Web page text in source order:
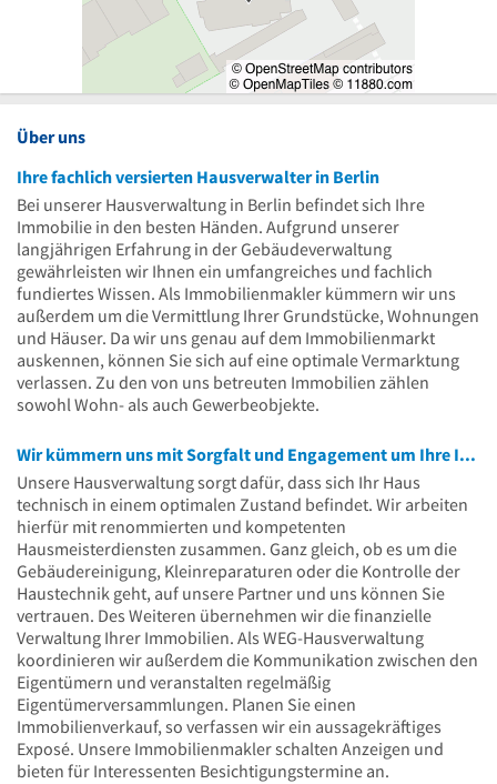
Über uns
Ihre fachlich versierten Hausverwalter in Berlin
Bei unserer Hausverwaltung in Berlin befindet sich Ihre
Immobilie in den besten Händen. Aufgrund unserer
langjährigen Erfahrung in der Gebäudeverwaltung
gewährleisten wir Ihnen ein umfangreiches und fachlich
fundiertes Wissen. Als Immobilienmakler kümmern wir uns
außerdem um die Vermittlung Ihrer Grundstücke, Wohnungen
und Häuser. Da wir uns genau auf dem Immobilienmarkt
auskennen, können Sie sich auf eine optimale Vermarktung
verlassen. Zu den von uns betreuten Immobilien zählen
sowohl Wohn- als auch Gewerbeobjekte.
Wir kümmern uns mit Sorgfalt und Engagement um Ihre Immobilie
Unsere Hausverwaltung sorgt dafür, dass sich Ihr Haus
technisch in einem optimalen Zustand befindet. Wir arbeiten
hierfür mit renommierten und kompetenten
Hausmeisterdiensten zusammen. Ganz gleich, ob es um die
Gebäudereinigung, Kleinreparaturen oder die Kontrolle der
Haustechnik geht, auf unsere Partner und uns können Sie
vertrauen. Des Weiteren übernehmen wir die finanzielle
Verwaltung Ihrer Immobilien. Als WEG-Hausverwaltung
koordinieren wir außerdem die Kommunikation zwischen den
Eigentümern und veranstalten regelmäßig
Eigentümerversammlungen. Planen Sie einen
Immobilienverkauf, so verfassen wir ein aussagekräftiges
Exposé. Unsere Immobilienmakler schalten Anzeigen und
bieten für Interessenten Besichtigungstermine an.